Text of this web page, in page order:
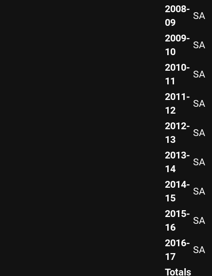
2008-
09
SA
2009-
10
SA
2010-
11
SA
2011-
12
SA
2012-
13
SA
2013-
14
SA
2014-
15
SA
2015-
16
SA
2016-
17
SA
Totals